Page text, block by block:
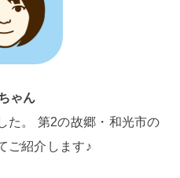
ゃん
た。 第2の故郷・和光市の
ご紹介します♪